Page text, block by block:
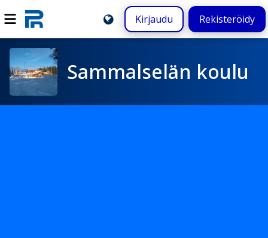
Kirjaudu Rekisteröidy
Sammalselän koulu